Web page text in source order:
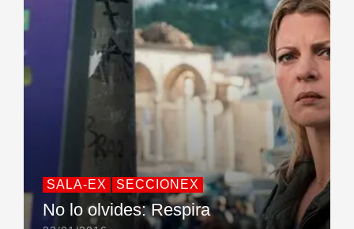
SALA-EX SECCIONEX
No lo olvides: Respira